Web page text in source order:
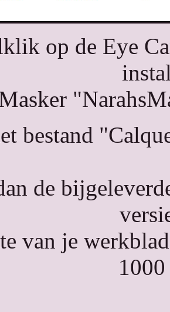
op de Eye
bestand
de
van je